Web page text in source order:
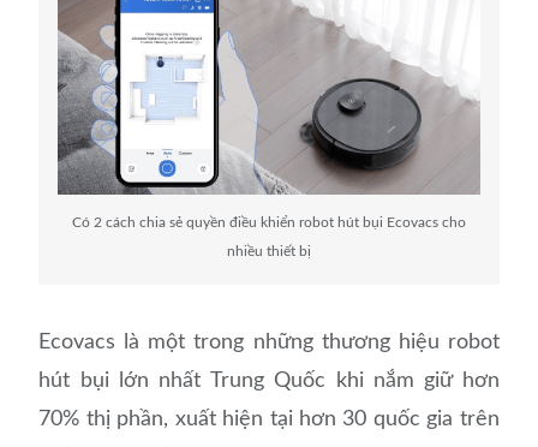
Có 2 cách chia sẻ quyền điều khiển robot hút bụi Ecovacs cho
nhiều thiết bị
Ecovacs là một trong những thương hiệu robot
hút bụi lớn nhất Trung Quốc khi nắm giữ hơn
70% thị phần, xuất hiện tại hơn 30 quốc gia trên